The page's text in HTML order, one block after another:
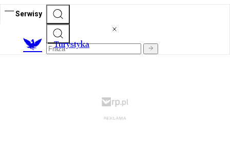
Serwisy
Turystyka